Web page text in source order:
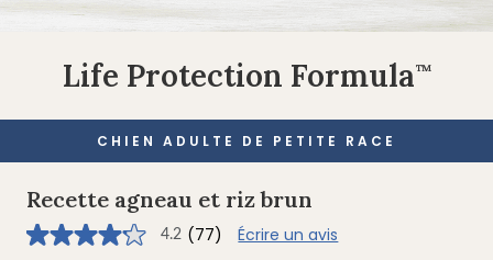
Life Protection Formula™
CHIEN ADULTE DE PETITE RACE
Recette agneau et riz brun
4.2 4.2 (77)
Écrire un avis